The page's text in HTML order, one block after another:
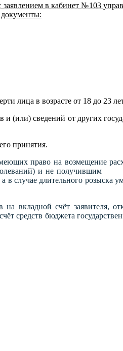
в кабинет №103
лица в возрасте от 18 до 23
и (или) сведений от других
принятия.
право на возмещение
заболеваний) и не
случае длительного розыска
на вкладной счёт
средств бюджета